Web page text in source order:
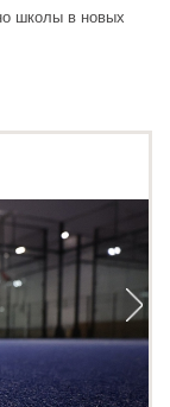
школы в новых